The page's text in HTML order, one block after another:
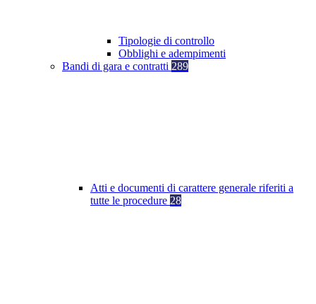
Tipologie di controllo
Obblighi e adempimenti
Bandi di gara e contratti 289
Atti e documenti di carattere generale riferiti a
tutte le procedure 28